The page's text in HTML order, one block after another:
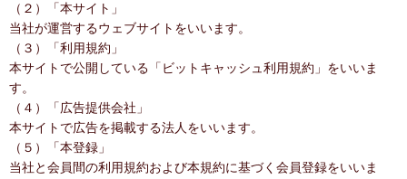
（２）「本サイト」
当社が運営するウェブサイトをいいます。
（３）「利用規約」
本サイトで公開している「ビットキャッシュ利用規約」をいいま
す。
（４）「広告提供会社」
本サイトで広告を掲載する法人をいいます。
（５）「本登録」
当社と会員間の利用規約および本規約に基づく会員登録をいいま